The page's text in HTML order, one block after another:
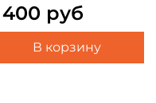
400 руб
В корзину